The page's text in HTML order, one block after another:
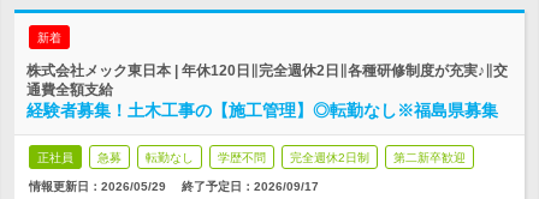
新着
株式会社メック東日本 | 年休120日∥完全週休2日∥各種研修制度が充実♪∥交
通費全額支給
経験者募集！土木工事の【施工管理】◎転勤なし※福島県募集
正社員 急募 転勤なし 学歴不問 完全週休2日制 第二新卒歓迎
情報更新日：2026/05/29 終了予定日： 2026/09/17